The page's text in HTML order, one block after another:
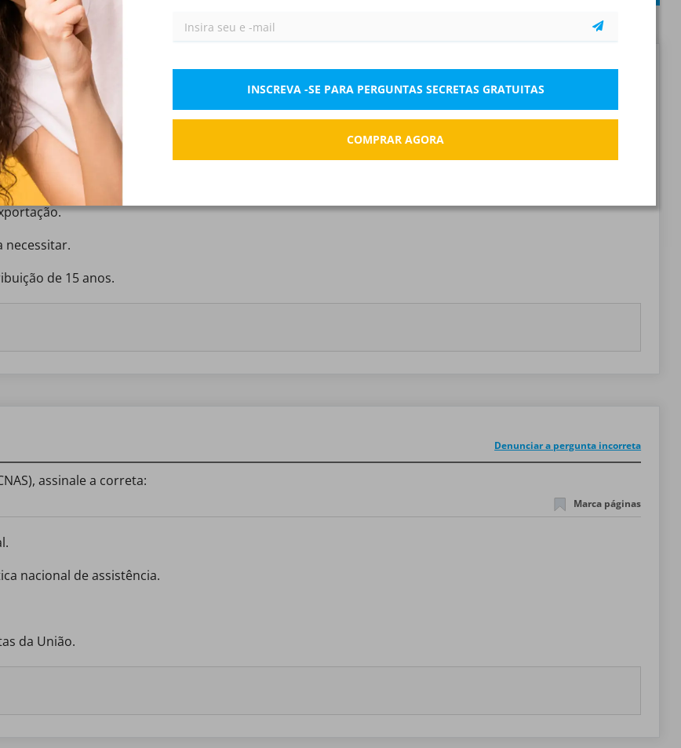
Denunciar a pergunta incorreta
social distingue-se da previdência por ser:
necessitar.
de 15 anos.
Denunciar a pergunta incorreta
assinale a correta:
Marca páginas
nacional de assistência.
da União.
INSCREVA -SE PARA PERGUNTAS SECRETAS GRATUITAS
COMPRAR AGORA